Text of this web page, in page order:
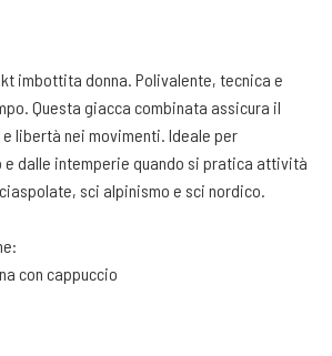
imbottita donna. Polivalente, tecnica e
Questa giacca combinata assicura il
libertà nei movimenti. Ideale per
dalle intemperie quando si pratica attività
sci alpinismo e sci nordico.
con cappuccio
DWR